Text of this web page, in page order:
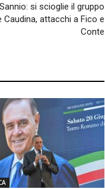
si scioglie il gruppo
Caudina, attacchi a Fico e
Conte